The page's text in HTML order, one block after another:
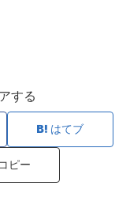
する
はてブ
コピー